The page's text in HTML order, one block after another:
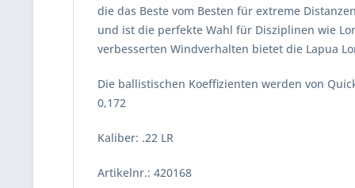
die das Beste vom Besten für extreme
und ist die perfekte Wahl für Disziplinen wie
verbesserten Windverhalten bietet die Lapua
Die ballistischen Koeffizienten werden von
0,172
Kaliber: .22 LR
Artikelnr.: 420168